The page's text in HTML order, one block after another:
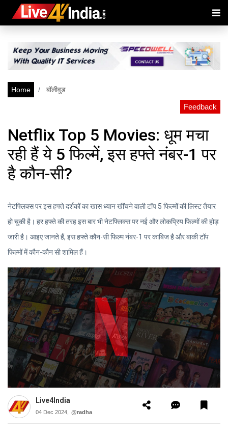
Home बॉलीवुड
Feedback
Netflix Top 5 Movies: धूम मचा
रही हैं ये 5 फिल्में, इस हफ्ते नंबर-1 पर
है कौन-सी?
नेटफ्लिक्स पर इस हफ्ते दर्शकों का खास ध्यान खींचने वाली टॉप 5 फिल्मों की लिस्ट तैयार
हो चुकी है। हर हफ्ते की तरह इस बार भी नेटफ्लिक्स पर नई और लोकप्रिय फिल्मों की होड़
जारी है। आइए जानते हैं, इस हफ्ते कौन-सी फिल्म नंबर-1 पर काबिज है और बाकी टॉप
फिल्मों में कौन-कौन सी शामिल हैं।
Live4India
04 Dec 2024, @radha